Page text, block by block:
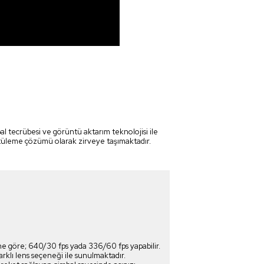
tecrübesi ve görüntü aktarım teknolojisi ile
çözümü olarak zirveye taşımaktadır.
göre; 640/30 fps yada 336/60 fps yapabilir.
lens seçeneği ile sunulmaktadır.